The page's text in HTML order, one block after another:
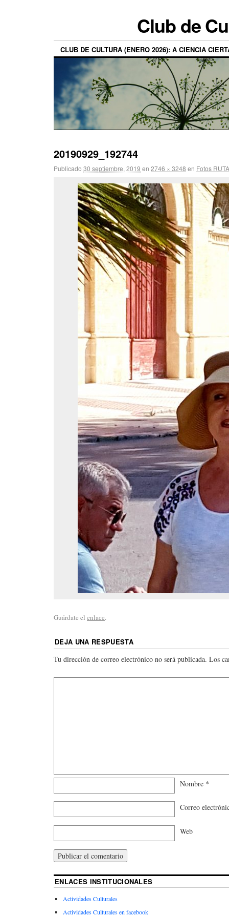
Club de
CLUB DE CULTURA (ENERO 2026): A CIENCIA
20190929_192744
Publicado 30 septiembre, 2019 en 2746 × 3248 en Fotos
Guárdate el enlace.
DEJA UNA RESPUESTA
Tu dirección de correo electrónico no será publicada. Los
Nombre *
Correo
Web
ENLACES INSTITUCIONALES
Actividades Culturales
Actividades Culturales en facebook